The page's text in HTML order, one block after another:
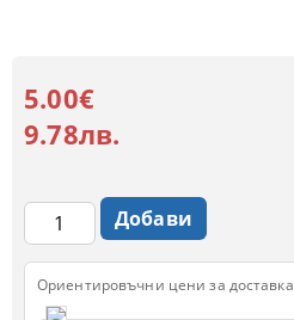
5.00€
9.78лв.
Ориентировъчни цени за доставка